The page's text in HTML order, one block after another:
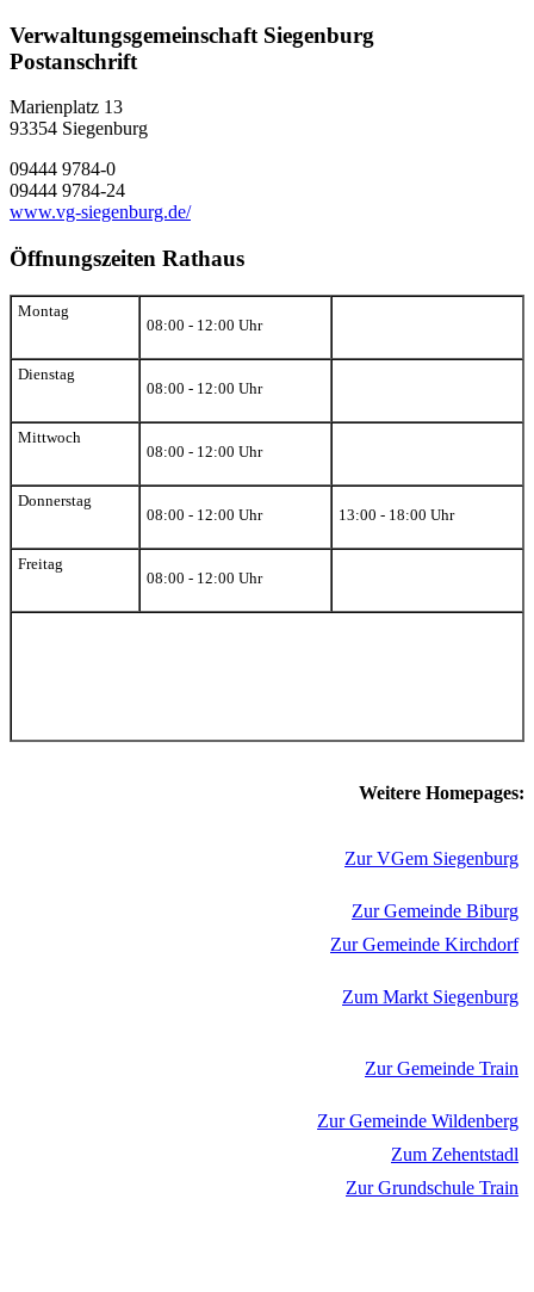
Verwaltungsgemeinschaft Siegenburg
Postanschrift
Marienplatz 13
93354 Siegenburg
09444 9784-0
09444 9784-24
www.vg-siegenburg.de/
Öffnungszeiten Rathaus
Montag
08:00 - 12:00 Uhr
Dienstag
08:00 - 12:00 Uhr
Mittwoch
08:00 - 12:00 Uhr
Donnerstag
08:00 - 12:00 Uhr
13:00 - 18:00 Uhr
Freitag
08:00 - 12:00 Uhr
Weitere Homepages:
Zur VGem Siegenburg
Zur Gemeinde Biburg
Zur Gemeinde Kirchdorf
Zum Markt Siegenburg
Zur Gemeinde Train
Zur Gemeinde Wildenberg
Zum Zehentstadl
Zur Grundschule Train